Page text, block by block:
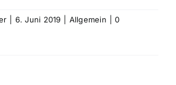
6. Juni 2019 Allgemein
0